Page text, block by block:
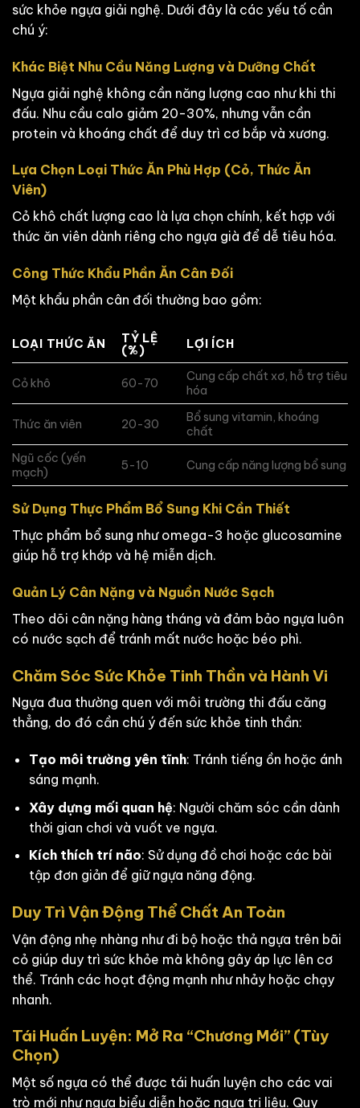
sức khỏe ngựa giải nghệ. Dưới đây là các yếu tố cần
chú ý:
Khác Biệt Nhu Cầu Năng Lượng và Dưỡng Chất
Ngựa giải nghệ không cần năng lượng cao như khi thi
đấu. Nhu cầu calo giảm 20-30%, nhưng vẫn cần
protein và khoáng chất để duy trì cơ bắp và xương.
Lựa Chọn Loại Thức Ăn Phù Hợp (Cỏ, Thức Ăn
Viên)
Cỏ khô chất lượng cao là lựa chọn chính, kết hợp với
thức ăn viên dành riêng cho ngựa già để dễ tiêu hóa.
Công Thức Khẩu Phần Ăn Cân Đối
Một khẩu phần cân đối thường bao gồm:
LOẠI THỨC ĂN
TỶ LỆ
(%)
LỢI ÍCH
Cỏ khô 60-70
Cung cấp chất xơ, hỗ trợ tiêu
hóa
Thức ăn viên 20-30
Bổ sung vitamin, khoáng
chất
Ngũ cốc (yến
mạch)
5-10 Cung cấp năng lượng bổ sung
Sử Dụng Thực Phẩm Bổ Sung Khi Cần Thiết
Thực phẩm bổ sung như omega-3 hoặc glucosamine
giúp hỗ trợ khớp và hệ miễn dịch.
Quản Lý Cân Nặng và Nguồn Nước Sạch
Theo dõi cân nặng hàng tháng và đảm bảo ngựa luôn
có nước sạch để tránh mất nước hoặc béo phì.
Chăm Sóc Sức Khỏe Tinh Thần và Hành Vi
Ngựa đua thường quen với môi trường thi đấu căng
thẳng, do đó cần chú ý đến sức khỏe tinh thần:
Tạo môi trường yên tĩnh: Tránh tiếng ồn hoặc ánh
sáng mạnh.
Xây dựng mối quan hệ: Người chăm sóc cần dành
thời gian chơi và vuốt ve ngựa.
Kích thích trí não: Sử dụng đồ chơi hoặc các bài
tập đơn giản để giữ ngựa năng động.
Duy Trì Vận Động Thể Chất An Toàn
Vận động nhẹ nhàng như đi bộ hoặc thả ngựa trên bãi
cỏ giúp duy trì sức khỏe mà không gây áp lực lên cơ
thể. Tránh các hoạt động mạnh như nhảy hoặc chạy
nhanh.
Tái Huấn Luyện: Mở Ra “Chương Mới” (Tùy
Chọn)
Một số ngựa có thể được tái huấn luyện cho các vai
trò mới như ngựa biểu diễn hoặc ngựa trị liệu. Quy